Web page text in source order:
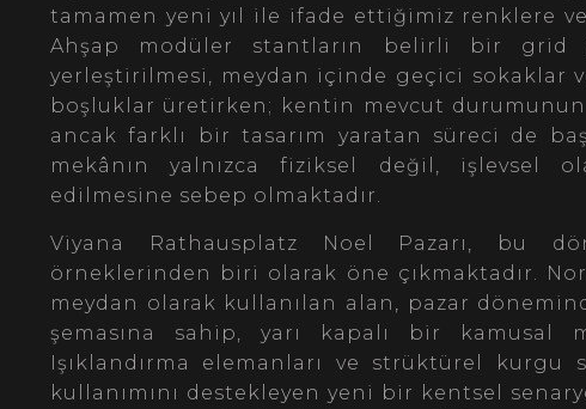
tamamen yeni yıl ile ifade ettiğimiz renklere
Ahşap modüler stantların belirli bir grid
yerleştirilmesi, meydan içinde geçici sokaklar
boşluklar üretirken; kentin mevcut
ancak farklı bir tasarım yaratan süreci de
mekânın yalnızca fiziksel değil, işlevsel
edilmesine sebep olmaktadır.
Viyana Rathausplatz Noel Pazarı, bu
örneklerinden biri olarak öne çıkmaktadır.
meydan olarak kullanılan alan, pazar
şemasına sahip, yarı kapalı bir kamusal
Işıklandırma elemanları ve strüktürel kurgu
kullanımını destekleyen yeni bir kentsel